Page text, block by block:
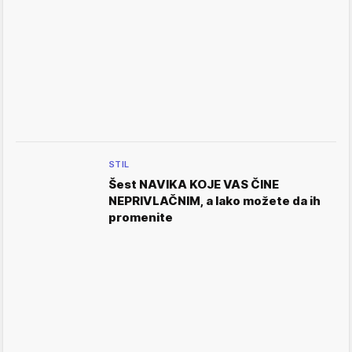
STIL
Šest NAVIKA KOJE VAS ČINE
NEPRIVLAČNIM, a lako možete da ih
promenite